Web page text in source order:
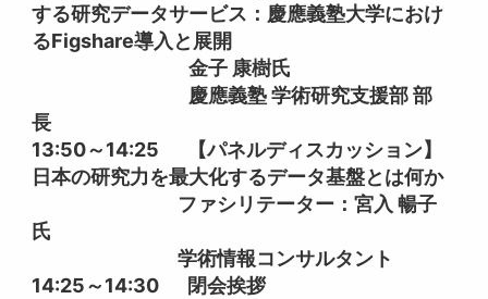
する研究データサービス：慶應義塾大学におけ
るFigshare導入と展開
金子 康樹氏
慶應義塾 学術研究支援部 部
長
13:50～14:25 【パネルディスカッション】
日本の研究力を最大化するデータ基盤とは何か
ファシリテーター：宮入 暢子
氏
学術情報コンサルタント
14:25～14:30 閉会挨拶